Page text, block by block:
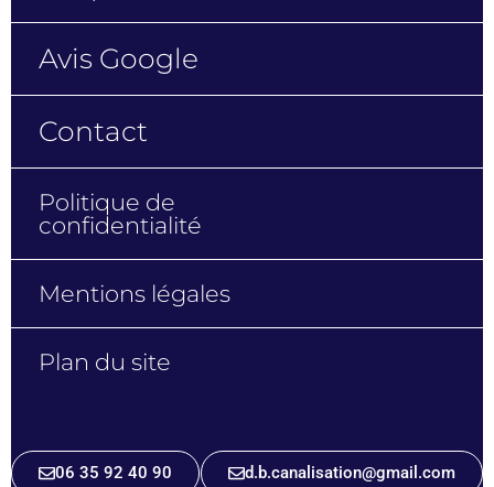
Avis Google
Contact
Politique de
confidentialité
Mentions légales
Plan du site
06 35 92 40 90 d.b.canalisation@gmail.com